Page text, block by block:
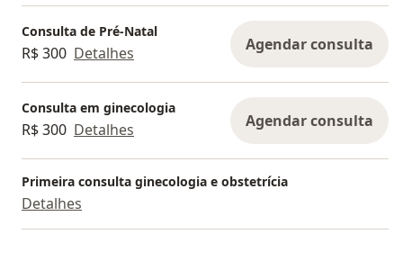
Consulta de Pré-Natal
R$ 300 Detalhes Agendar consulta
Consulta em ginecologia
R$ 300 Detalhes Agendar consulta
Primeira consulta ginecologia e obstetrícia
Detalhes